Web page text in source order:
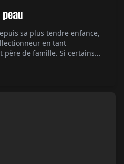
sa plus tendre enfance,
en tant
père de famille. Si certains
de frénésie. Par Hervé